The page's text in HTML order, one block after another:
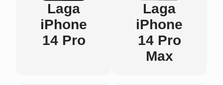
Laga
iPhone
14 Pro
Laga
iPhone
14 Pro
Max